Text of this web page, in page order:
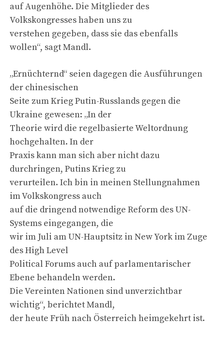
auf Augenhöhe. Die Mitglieder des
Volkskongresses haben uns zu
verstehen gegeben, dass sie das ebenfalls
wollen“, sagt Mandl.
„Ernüchternd“ seien dagegen die Ausführungen
der chinesischen
Seite zum Krieg Putin-Russlands gegen die
Ukraine gewesen: „In der
Theorie wird die regelbasierte Weltordnung
hochgehalten. In der
Praxis kann man sich aber nicht dazu
durchringen, Putins Krieg zu
verurteilen. Ich bin in meinen Stellungnahmen
im Volkskongress auch
auf die dringend notwendige Reform des UN-
Systems eingegangen, die
wir im Juli am UN-Hauptsitz in New York im Zuge
des High Level
Political Forums auch auf parlamentarischer
Ebene behandeln werden.
Die Vereinten Nationen sind unverzichtbar
wichtig“, berichtet Mandl,
der heute Früh nach Österreich heimgekehrt ist.